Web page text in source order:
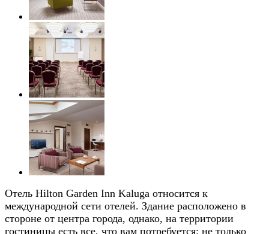
Отель Hilton Garden Inn Kaluga относится к
международной сети отелей. Здание расположено в
стороне от центра города, однако, на территории
гостиницы есть все, что вам потребуется: не только